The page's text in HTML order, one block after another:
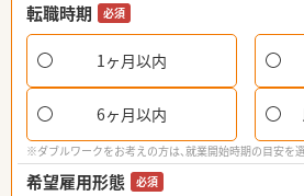
転職時期 必須
1ヶ月以内
6ヶ月以内
※ダブルワークをお考えの方は、就業開始時期の目安を
希望雇用形態 必須